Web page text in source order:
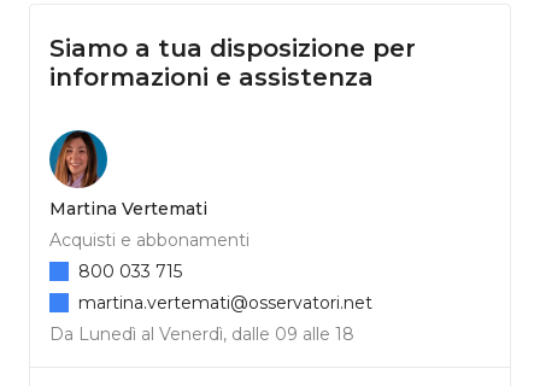
Siamo a tua disposizione per
informazioni e assistenza
Martina Vertemati
Acquisti e abbonamenti
Da Lunedì al Venerdì, dalle 09 alle 18
800 033 715
martina.vertemati@osservatori.net